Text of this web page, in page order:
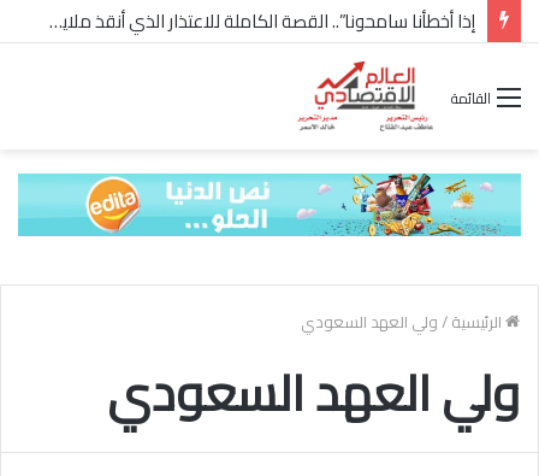
إذا أخطأنا سامحونا”.. القصة الكاملة للاعتذار الذي أنقذ ملايين “إعمار” في الساحل الشمالي
القائمة
الرئيسية/ولي العهد السعودي
ولي العهد السعودي